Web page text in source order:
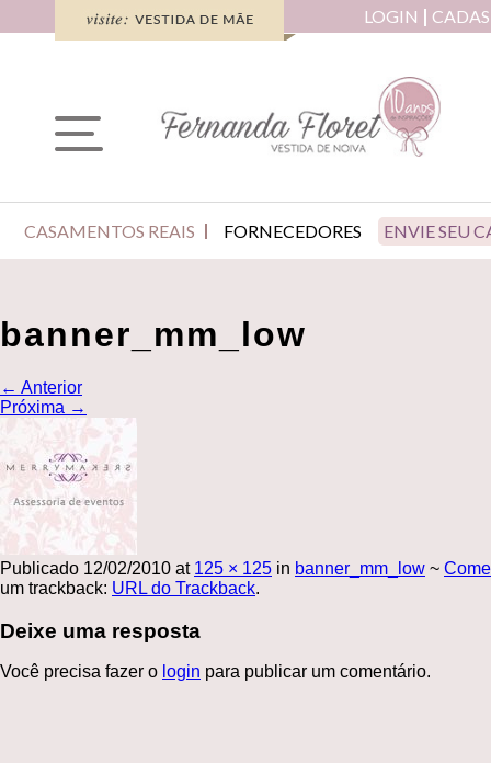
LOGIN
CASAMENTOS REAIS FORNECEDORES ENVIE SEU
banner_mm_low
← Anterior
Próxima →
Publicado 12/02/2010 at 125 × 125 in banner_mm_low ~
um trackback: URL do Trackback.
Deixe uma resposta
Você precisa fazer o login para publicar um comentário.